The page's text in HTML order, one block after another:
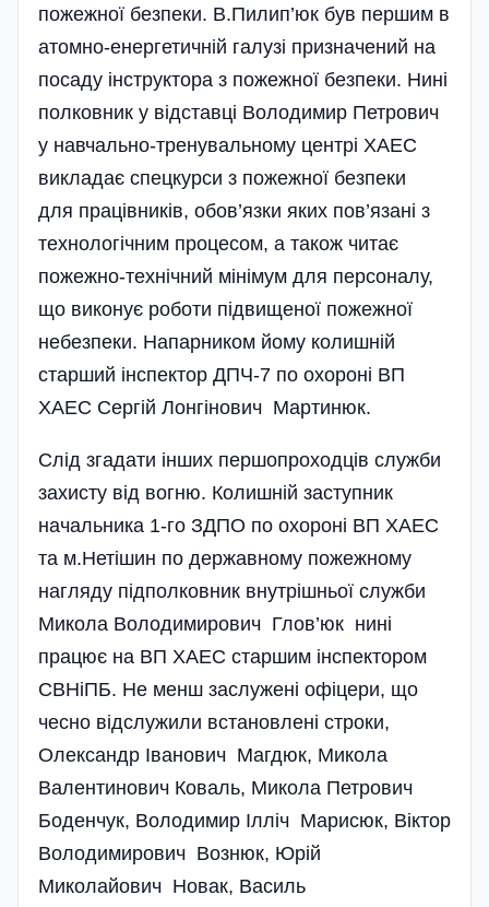
пожежної безпеки. В.Пилип’юк був першим в
атомно-енергетичній галузі призначений на
посаду інструктора з пожежної безпеки. Нині
полковник у відставці Володимир Петрович
у навчально-тренувальному центрі ХАЕС
викладає спецкурси з пожежної безпеки
для працівників, обов’язки яких пов’язані з
технологічним процесом, а також читає
пожежно-технічний мінімум для персоналу,
що виконує роботи підвищеної пожежної
небезпеки. Напарником йому колишній
старший інспектор ДПЧ-7 по охороні ВП
ХАЕС Сергій Лонгінович Мартинюк.
Слід згадати інших першопроходців служби
захисту від вогню. Колишній заступник
начальника 1-го ЗДПО по охороні ВП ХАЕС
та м.Нетішин по державному пожежному
нагляду підполковник внутрішньої служби
Микола Володимирович Глов’юк нині
працює на ВП ХАЕС старшим інспектором
СВНіПБ. Не менш заслужені офіцери, що
чесно відслужили встановлені строки,
Олександр Іванович Магдюк, Микола
Валентинович Коваль, Микола Петрович
Боденчук, Володимир Ілліч Марисюк, Віктор
Володимирович Вознюк, Юрій
Миколайович Новак, Василь